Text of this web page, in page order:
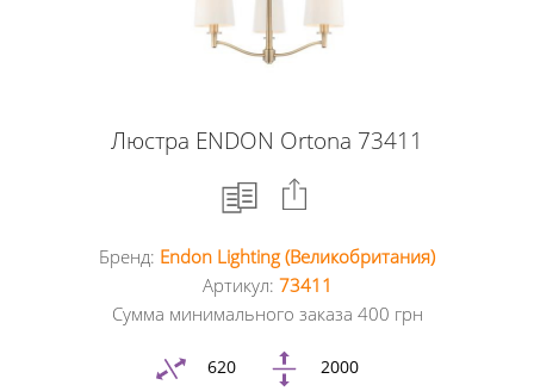
Люстра ENDON Ortona 73411
Facebook
Бренд: Endon Lighting (Великобритания)
Артикул: 73411
Сумма минимального заказа 400 грн
620 2000